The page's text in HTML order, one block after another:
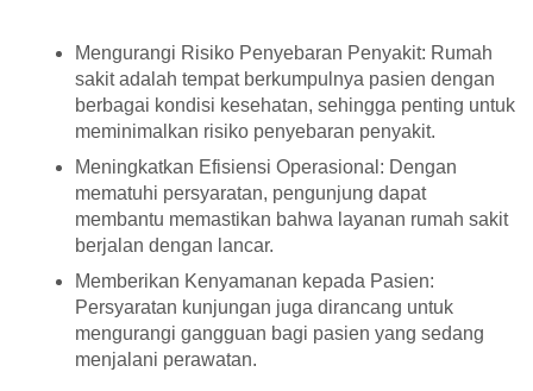
Mengurangi Risiko Penyebaran Penyakit: Rumah
sakit adalah tempat berkumpulnya pasien dengan
berbagai kondisi kesehatan, sehingga penting untuk
meminimalkan risiko penyebaran penyakit.
Meningkatkan Efisiensi Operasional: Dengan
mematuhi persyaratan, pengunjung dapat
membantu memastikan bahwa layanan rumah sakit
berjalan dengan lancar.
Memberikan Kenyamanan kepada Pasien:
Persyaratan kunjungan juga dirancang untuk
mengurangi gangguan bagi pasien yang sedang
menjalani perawatan.